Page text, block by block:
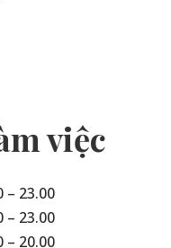
việc
– 23.00
– 23.00
– 20.00